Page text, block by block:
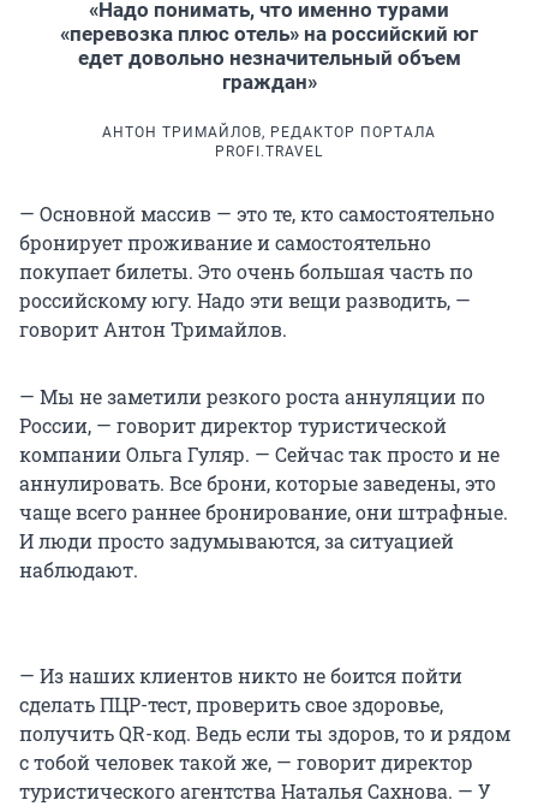
«Надо понимать, что именно турами
«перевозка плюс отель» на российский юг
едет довольно незначительный объем
граждан»
АНТОН ТРИМАЙЛОВ, РЕДАКТОР ПОРТАЛА
PROFI.TRAVEL
— Основной массив — это те, кто самостоятельно
бронирует проживание и самостоятельно
покупает билеты. Это очень большая часть по
российскому югу. Надо эти вещи разводить, —
говорит Антон Тримайлов.
— Мы не заметили резкого роста аннуляции по
России, — говорит директор туристической
компании Ольга Гуляр. — Сейчас так просто и не
аннулировать. Все брони, которые заведены, это
чаще всего раннее бронирование, они штрафные.
И люди просто задумываются, за ситуацией
наблюдают.
— Из наших клиентов никто не боится пойти
сделать ПЦР-тест, проверить свое здоровье,
получить QR-код. Ведь если ты здоров, то и рядом
с тобой человек такой же, — говорит директор
туристического агентства Наталья Сахнова. — У